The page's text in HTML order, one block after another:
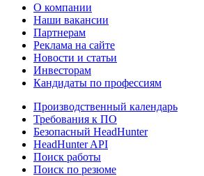
О компании
Наши вакансии
Партнерам
Реклама на сайте
Новости и статьи
Инвесторам
Кандидаты по профессиям
Производственный календарь
Требования к ПО
Безопасный HeadHunter
HeadHunter API
Поиск работы
Поиск по резюме